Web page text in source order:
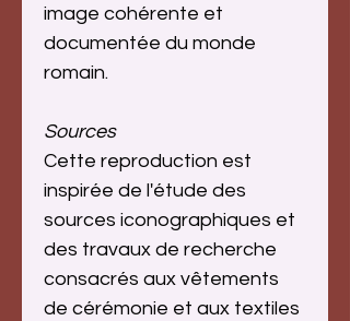
image cohérente et
documentée du monde
romain.
Sources
Cette reproduction est
inspirée de l'étude des
sources iconographiques et
des travaux de recherche
consacrés aux vêtements
de cérémonie et aux textiles